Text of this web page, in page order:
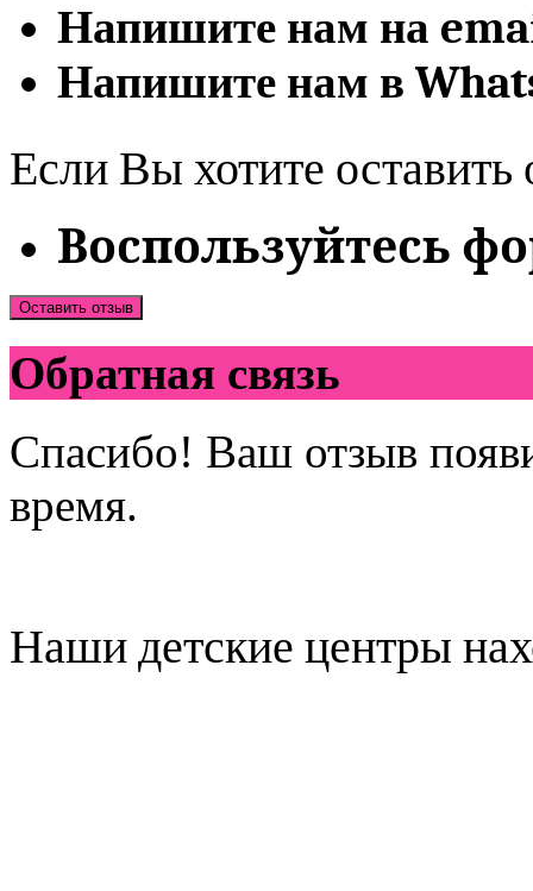
Напишите нам на
Напишите нам в
Если Вы хотите оставить
Воспользуйтесь
Оставить отзыв
Обратная связь
Спасибо! Ваш отзыв
время.
Наши детские центры